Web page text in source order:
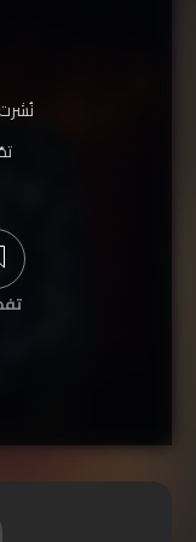
نُشرت